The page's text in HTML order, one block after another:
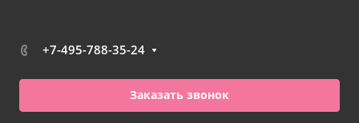
+7-495-788-35-24
Заказать звонок